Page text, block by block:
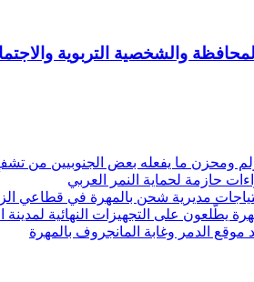
والشخصية التربوية
ومحزن ما يفعله بعض الجنوبيين من تشفٍ
حازمة لحماية النمر العربي
مديرية شحن بالمهرة في قطاعي
يطّلعون على التجهيزات النهائية لمدينة
موقع الدمر وغابة المانجروف بالمهرة